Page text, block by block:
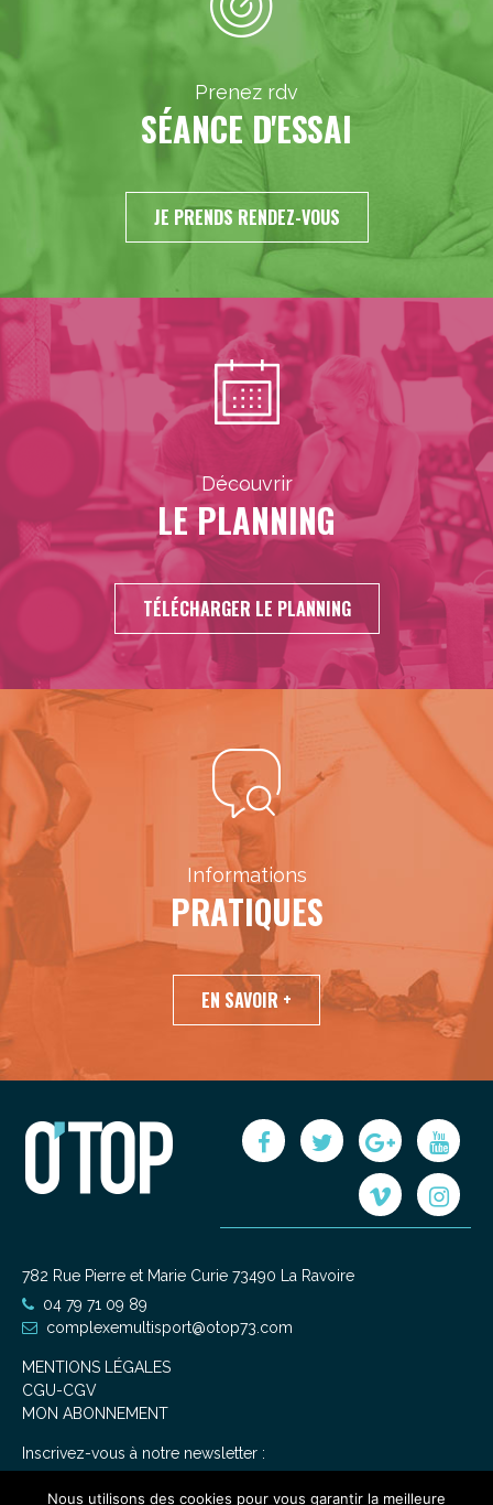
Prenez rdv
SÉANCE D'ESSAI
JE PRENDS RENDEZ-VOUS
Découvrir
LE PLANNING
TÉLÉCHARGER LE PLANNING
Informations
PRATIQUES
EN SAVOIR +
782 Rue Pierre et Marie Curie 73490 La Ravoire
04 79 71 09 89
complexemultisport@otop73.com
MENTIONS LÉGALES
CGU-CGV
MON ABONNEMENT
Inscrivez-vous à notre newsletter :
Nous utilisons des cookies pour vous garantir la meilleure